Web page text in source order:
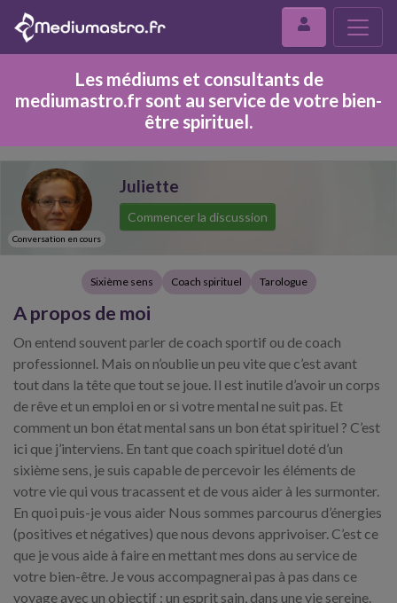
Les médiums et consultants de
mediumastro.fr sont au service de votre bien-
être spirituel.
Conversation en cours
Juliette
Commencer la discussion
Sixième sens Coach spirituel Tarologue
A propos de moi
On entend souvent parler de coach sportif ou de coach
professionnel. Mais on n’oublie un peu vite que c’est avant
tout dans la tête que tout se joue. Il est inutile d’avoir un corps
de rêve et un emploi en or si votre mental ne suit pas. Et
comment un bon état mental sans un bon état spirituel ? C’est
ici que j’interviens. En tant que coach spirituel doté d’un
sixième sens, je suis capable de percevoir les éléments de
votre vie qui vous tracassent et de vous aider à les surmonter.
En quoi puis-je vous aider Nous sommes parcourus d’énergies
(positives et négatives) que nous devons apprivoiser. C’est ce
que je vous aide à faire en mettant mes dons au service de
votre bien-être. Je vous accompagnerai pas à pas dans ce
voyage avec un objectif : un esprit sain, dans une vie sereine.